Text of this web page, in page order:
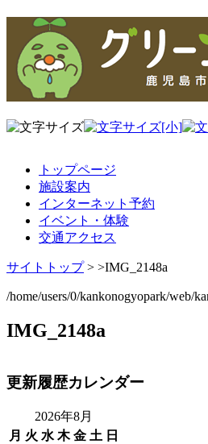
トップページ
施設案内
インターネット予約
イベント・体験
交通アクセス
サイトトップ> >IMG_2148a
/home/users/0/kankonogyopark/web/
IMG_2148a
更新履歴カレンダー
2026年8月
月 火 水 木 金 土 日